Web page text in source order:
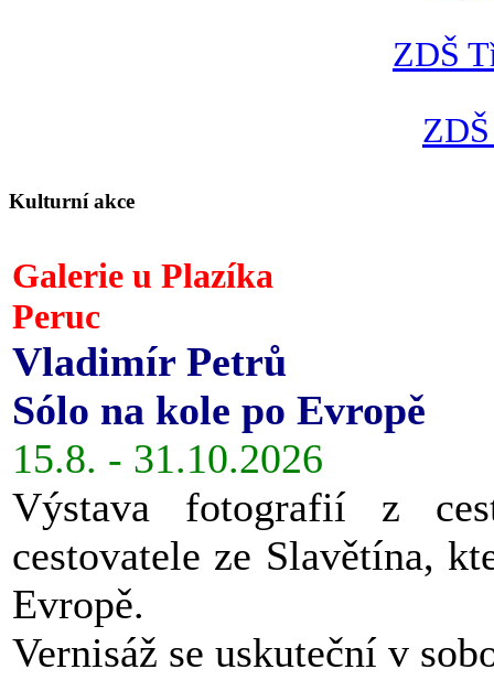
ZDŠ
Kulturní akce
Galerie u Plazíka
Peruc
Vladimír Petrů
Sólo na kole po Evropě
15.8. - 31.10.2026
Výstava fotografií z
cestovatele ze Slavětína,
Evropě.
Vernisáž se uskuteční v